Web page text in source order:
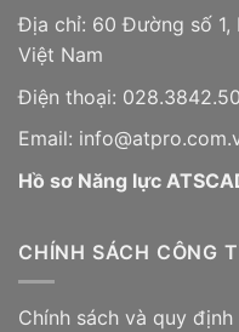
Địa chỉ: 60 Đường số 1,
Việt Nam
Điện thoại:
Email:
Hồ sơ Năng lực
CHÍNH SÁCH CÔNG
Chính sách và quy định